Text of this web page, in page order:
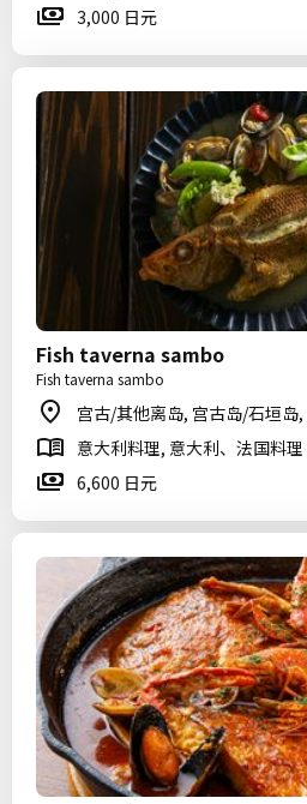
3,000 日元
Fish taverna sambo
Fish taverna sambo
宫古/其他离岛, 宫古岛/石垣岛
意大利料理, 意大利、法国料
6,600 日元